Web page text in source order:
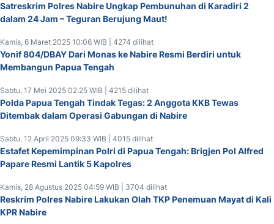
Satreskrim Polres Nabire Ungkap Pembunuhan di Karadiri 2
dalam 24 Jam – Teguran Berujung Maut!
Kamis, 6 Maret 2025 10:06 WIB | 4274 dilihat
Yonif 804/DBAY Dari Monas ke Nabire Resmi Berdiri untuk
Membangun Papua Tengah
Sabtu, 17 Mei 2025 02:25 WIB | 4215 dilihat
Polda Papua Tengah Tindak Tegas: 2 Anggota KKB Tewas
Ditembak dalam Operasi Gabungan di Nabire
Sabtu, 12 April 2025 09:33 WIB | 4015 dilihat
Estafet Kepemimpinan Polri di Papua Tengah: Brigjen Pol Alfred
Papare Resmi Lantik 5 Kapolres
Kamis, 28 Agustus 2025 04:59 WIB | 3704 dilihat
Reskrim Polres Nabire Lakukan Olah TKP Penemuan Mayat di Kali
KPR Nabire